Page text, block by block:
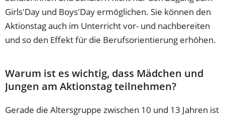
Girls'Day und Boys'Day ermöglichen. Sie können den
Aktionstag auch im Unterricht vor- und nachbereiten
und so den Effekt für die Berufsorientierung erhöhen.
Warum ist es wichtig, dass Mädchen und
Jungen am Aktionstag teilnehmen?
Gerade die Altersgruppe zwischen 10 und 13 Jahren ist